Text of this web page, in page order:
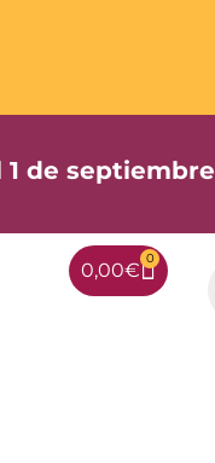
1 de septiembre
0,00€
0